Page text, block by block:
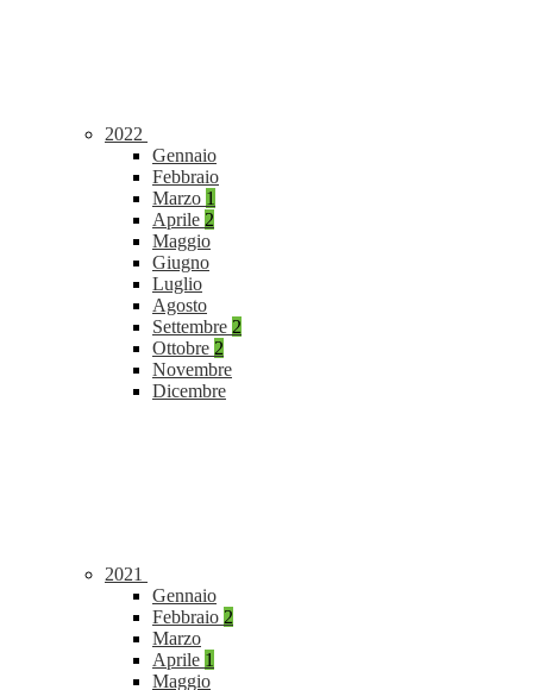
2022
Gennaio
Febbraio
Marzo 1
Aprile 2
Maggio
Giugno
Luglio
Agosto
Settembre 2
Ottobre 2
Novembre
Dicembre
2021
Gennaio
Febbraio 2
Marzo
Aprile 1
Maggio